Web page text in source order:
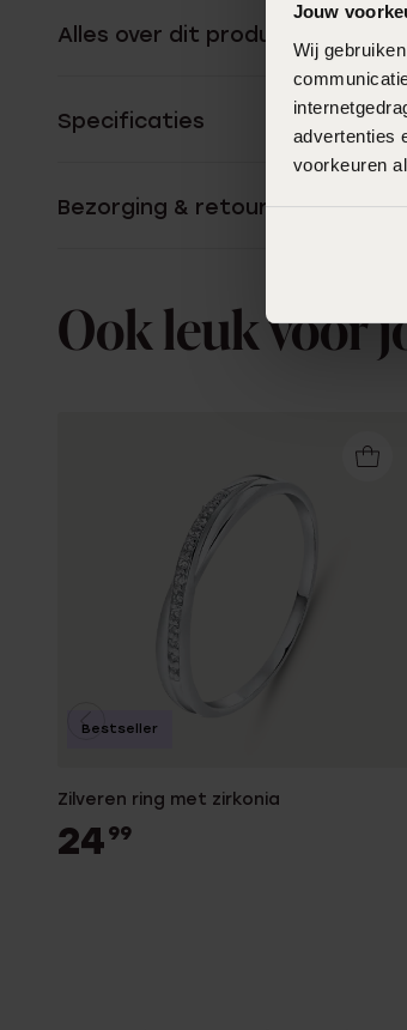
Jouw
Wij
advertenties
voorkeuren
Alles over dit product
Specificaties
Bezorging & retourneren
Ook leuk voor
Zilveren ring met zirkonia
24 99
Bestseller